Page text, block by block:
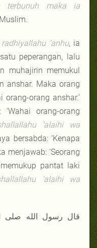
terbunuh maka ia
radhiyallahu ‘anhu, ia
peperangan, lalu
muhajirin memukul
anshar. Maka orang
orang-orang anshar.’
orang-orang
‘alaihi wa
bersabda: ‘Kenapa
menjawab: ‘Seorang
pantat laki
‘alaihi wa
قال رسول الله صلى